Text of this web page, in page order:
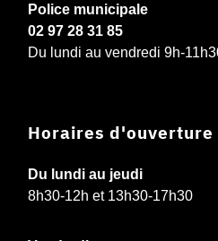
Police municipale
02 97 28 31 85
Du lundi au vendredi 9h-
Horaires d'ouverture
Du lundi au jeudi
8h30-12h et 13h30-17h30